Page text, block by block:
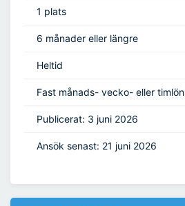
1 plats
6 månader eller längre
Heltid
Fast månads- vecko- eller timlön
Publicerat: 3 juni 2026
Ansök senast: 21 juni 2026